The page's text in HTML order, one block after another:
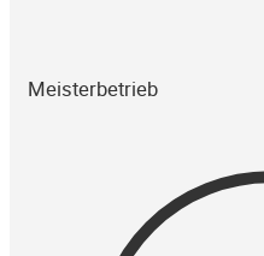
Meisterbetrieb